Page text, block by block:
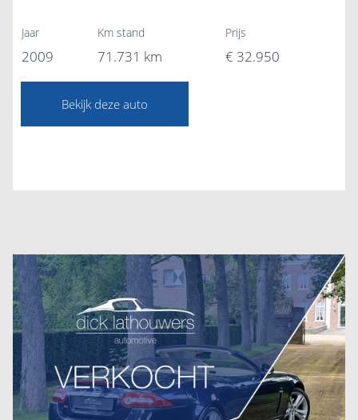
Jaar
2009
Km stand
71.731 km
Prijs
€ 32.950
Bekijk deze auto